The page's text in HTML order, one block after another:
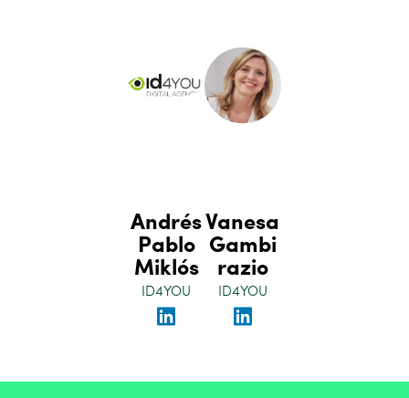
Andrés
Pablo
Miklós
ID4YOU
Vanesa
Gambi
razio
ID4YOU